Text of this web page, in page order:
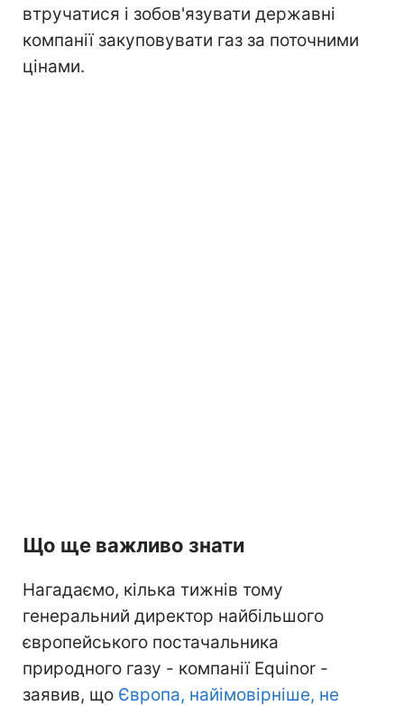
втручатися і зобов'язувати державні
компанії закуповувати газ за поточними
цінами.
Що ще важливо знати
Нагадаємо, кілька тижнів тому
генеральний директор найбільшого
європейського постачальника
природного газу - компанії Equinor -
заявив, що Європа, найімовірніше, не